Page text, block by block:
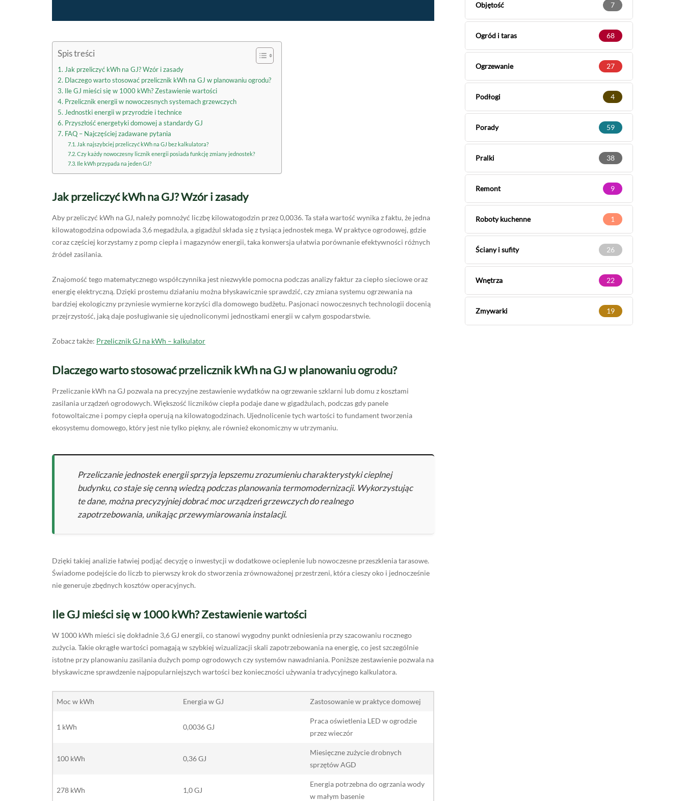
Spis treści
Jak przeliczyć kWh na GJ? Wzór i zasady
Dlaczego warto stosować przelicznik kWh na GJ w planowaniu ogrodu?
Ile GJ mieści się w 1000 kWh? Zestawienie wartości
Przelicznik energii w nowoczesnych systemach grzewczych
Jednostki energii w przyrodzie i technice
Przyszłość energetyki domowej a standardy GJ
FAQ – Najczęściej zadawane pytania
Jak najszybciej przeliczyć kWh na GJ bez kalkulatora?
Czy każdy nowoczesny licznik energii posiada funkcję zmiany jednostek?
Ile kWh przypada na jeden GJ?
Jak przeliczyć kWh na GJ? Wzór i zasady
Aby przeliczyć kWh na GJ, należy pomnożyć liczbę kilowatogodzin przez 0,0036. Ta stała wartość wynika z faktu, że jedna
kilowatogodzina odpowiada 3,6 megadżula, a gigadżul składa się z tysiąca jednostek mega. W praktyce ogrodowej, gdzie
coraz częściej korzystamy z pomp ciepła i magazynów energii, taka konwersja ułatwia porównanie efektywności różnych
źródeł zasilania.
Znajomość tego matematycznego współczynnika jest niezwykle pomocna podczas analizy faktur za ciepło sieciowe oraz
energię elektryczną. Dzięki prostemu działaniu można błyskawicznie sprawdzić, czy zmiana systemu ogrzewania na
bardziej ekologiczny przyniesie wymierne korzyści dla domowego budżetu. Pasjonaci nowoczesnych technologii docenią
przejrzystość, jaką daje posługiwanie się ujednoliconymi jednostkami energii w całym gospodarstwie.
Zobacz także: Przelicznik GJ na kWh – kalkulator
Dlaczego warto stosować przelicznik kWh na GJ w planowaniu ogrodu?
Przeliczanie kWh na GJ pozwala na precyzyjne zestawienie wydatków na ogrzewanie szklarni lub domu z kosztami
zasilania urządzeń ogrodowych. Większość liczników ciepła podaje dane w gigadżulach, podczas gdy panele
fotowoltaiczne i pompy ciepła operują na kilowatogodzinach. Ujednolicenie tych wartości to fundament tworzenia
ekosystemu domowego, który jest nie tylko piękny, ale również ekonomiczny w utrzymaniu.
Przeliczanie jednostek energii sprzyja lepszemu zrozumieniu charakterystyki cieplnej
budynku, co staje się cenną wiedzą podczas planowania termomodernizacji. Wykorzystując
te dane, można precyzyjniej dobrać moc urządzeń grzewczych do realnego
zapotrzebowania, unikając przewymiarowania instalacji.
Dzięki takiej analizie łatwiej podjąć decyzję o inwestycji w dodatkowe ocieplenie lub nowoczesne przeszklenia tarasowe.
Świadome podejście do liczb to pierwszy krok do stworzenia zrównoważonej przestrzeni, która cieszy oko i jednocześnie
nie generuje zbędnych kosztów operacyjnych.
Ile GJ mieści się w 1000 kWh? Zestawienie wartości
W 1000 kWh mieści się dokładnie 3,6 GJ energii, co stanowi wygodny punkt odniesienia przy szacowaniu rocznego
zużycia. Takie okrągłe wartości pomagają w szybkiej wizualizacji skali zapotrzebowania na energię, co jest szczególnie
istotne przy planowaniu zasilania dużych pomp ogrodowych czy systemów nawadniania. Poniższe zestawienie pozwala na
błyskawiczne sprawdzenie najpopularniejszych wartości bez konieczności używania tradycyjnego kalkulatora.
Moc w kWh Energia w GJ Zastosowanie w praktyce domowej
1 kWh 0,0036 GJ
Praca oświetlenia LED w ogrodzie
przez wieczór
100 kWh 0,36 GJ
Miesięczne zużycie drobnych
sprzętów AGD
278 kWh 1,0 GJ
Energia potrzebna do ogrzania wody
w małym basenie
Objętość 7
Ogród i taras 68
Ogrzewanie 27
Podłogi 4
Porady 59
Pralki 38
Remont 9
Roboty kuchenne 1
Ściany i sufity 26
Wnętrza 22
Zmywarki 19